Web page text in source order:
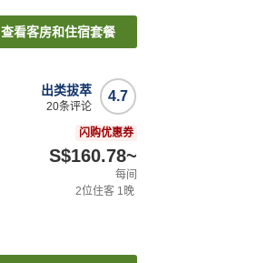
查看客房和住宿套餐
4.7
出类拔萃
20条评论
闪购优惠券
S$160.78~
每间
2位住客 1晚